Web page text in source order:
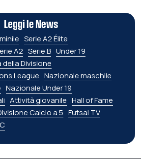
Leggi le News
Serie A2 Élite
A2 Serie B Under 19
della Divisione
League Nazionale maschile
Nazionale Under 19
Attività giovanile Hall of Fame
Calcio a 5 Futsal TV